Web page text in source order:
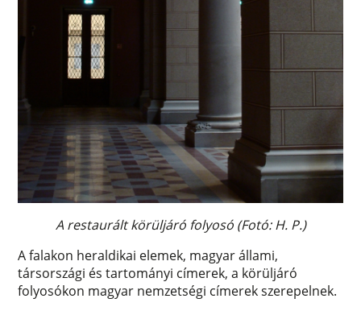
A restaurált körüljáró folyosó ​(Fotó: H. P.)
A falakon heraldikai elemek, magyar állami,
társországi és tartományi címerek, a körüljáró
folyosókon magyar nemzetségi címerek szerepelnek.